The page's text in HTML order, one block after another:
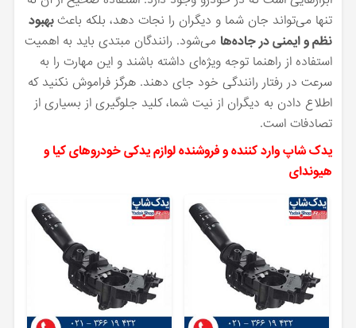
تنها می‌تواند جان شما و دیگران را نجات دهد، بلکه باعثبهبود
نظم و ایمنی در جاده‌ها می‌شود. رانندگان مبتدی باید به اهمیت
استفاده از راهنما توجه ویژه‌ای داشته باشند و این مهارت را به
سرعت در رفتار رانندگی خود جای دهند. هرگز فراموش نکنید که
اطلاع دادن به دیگران از نیت شما، کلید جلوگیری از بسیاری از
تصادفات است.
یدک شاپ وارد کننده و فروشنده لوازم یدکی خودروهای کیا و
هیوندای